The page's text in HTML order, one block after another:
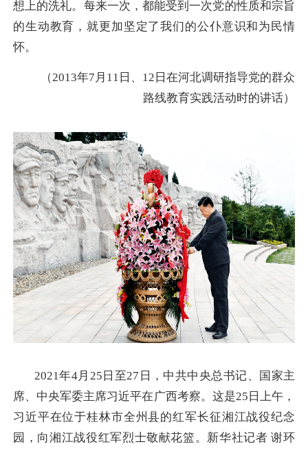
想上的洗礼。每来一次，都能受到一次党的性质和宗旨
的生动教育，就更加坚定了我们的公仆意识和为民情
怀。
（2013年7月11日、12日在河北调研指导党的群众
路线教育实践活动时的讲话）
2021年4月25日至27日，中共中央总书记、国家主
席、中央军委主席习近平在广西考察。这是25日上午，
习近平在位于桂林市全州县的红军长征湘江战役纪念
园，向湘江战役红军烈士敬献花篮。新华社记者 谢环